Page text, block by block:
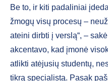
Be to, ir kiti padaliniai
žmogų visų procesų –
ateini dirbti į verslą“, –
akcentavo, kad įmonė
atlikti atėjusių studentų,
tikrą specialistą. Pasak